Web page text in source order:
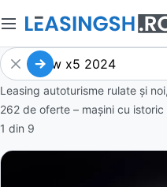
Leasing autoturisme rulate și
262 de oferte – mașini cu
1 din 9